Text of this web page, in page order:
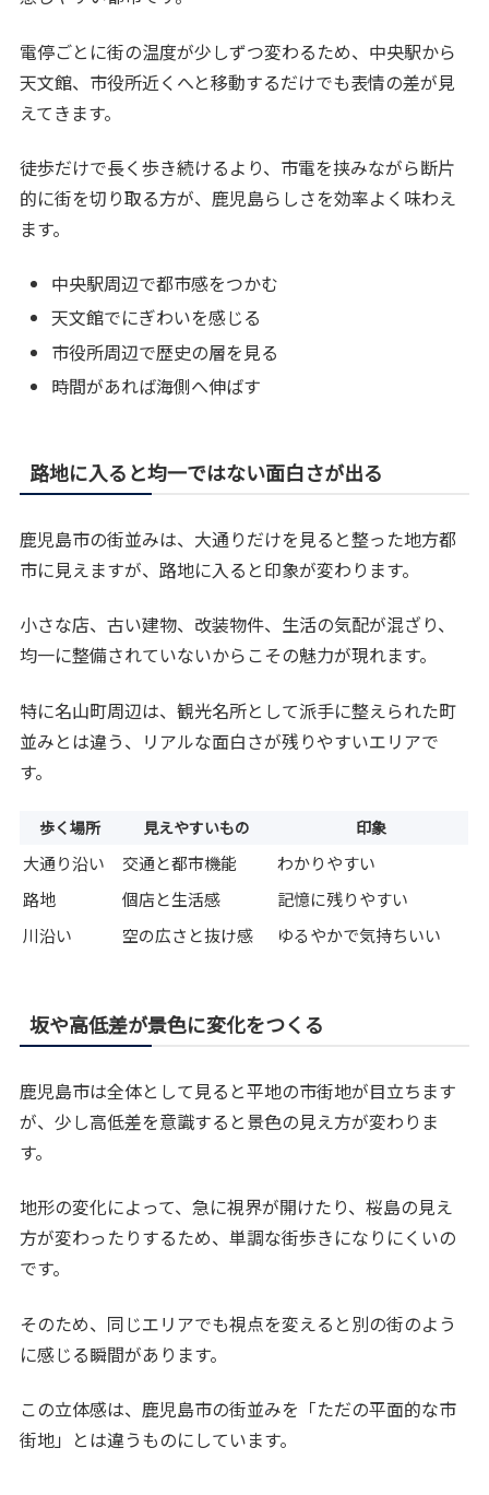
電停ごとに街の温度が少しずつ変わるため、中央駅から
天文館、市役所近くへと移動するだけでも表情の差が見
えてきます。
徒歩だけで長く歩き続けるより、市電を挟みながら断片
的に街を切り取る方が、鹿児島らしさを効率よく味わえ
ます。
中央駅周辺で都市感をつかむ
天文館でにぎわいを感じる
市役所周辺で歴史の層を見る
時間があれば海側へ伸ばす
路地に入ると均一ではない面白さが出る
鹿児島市の街並みは、大通りだけを見ると整った地方都
市に見えますが、路地に入ると印象が変わります。
小さな店、古い建物、改装物件、生活の気配が混ざり、
均一に整備されていないからこその魅力が現れます。
特に名山町周辺は、観光名所として派手に整えられた町
並みとは違う、リアルな面白さが残りやすいエリアで
す。
歩く場所 見えやすいもの 印象
大通り沿い 交通と都市機能
わかりやすい
路地
個店と生活感
記憶に残りやすい
川沿い
空の広さと抜け感 ゆるやかで気持ちいい
坂や高低差が景色に変化をつくる
鹿児島市は全体として見ると平地の市街地が目立ちます
が、少し高低差を意識すると景色の見え方が変わりま
す。
地形の変化によって、急に視界が開けたり、桜島の見え
方が変わったりするため、単調な街歩きになりにくいの
です。
そのため、同じエリアでも視点を変えると別の街のよう
に感じる瞬間があります。
この立体感は、鹿児島市の街並みを「ただの平面的な市
街地」とは違うものにしています。